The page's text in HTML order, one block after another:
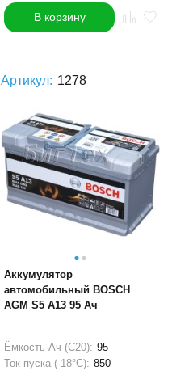
В корзину
Артикул: 1278
Аккумулятор
автомобильный BOSCH
AGM S5 A13 95 Ач
Ёмкость Ач (С20): 95
Ток пуска (-18°С): 850